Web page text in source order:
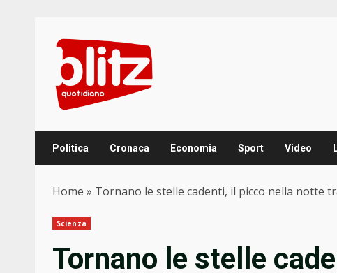
content
Politica Cronaca Economia Sport Video
Home » Tornano le stelle cadenti, il picco nella notte
Scienza
Tornano le stelle